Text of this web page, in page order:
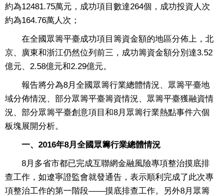
約為12481.75萬元，成功項目數達264個，成功投資人次
約為164.76萬人次；
在全國眾籌平臺成功項目籌資金額的地區分佈上，北
京、廣東和浙江仍然位列前三，成功籌資金額分別達3.52
億元、2.58億元和2.29億元。
報告將分為8月全國眾籌行業總體情況、眾籌平臺地
域分佈情況、部分眾籌平臺籌資情況、眾籌平臺獲融資情
況、部分眾籌平臺創意項目和8月眾籌行業熱點事件六個
板塊展開分析。
一、2016年8月全國眾籌行業總體情況
8月多省市都已完成互聯網金融風險專項整治摸底排
查工作，如遼寧證監會就發通告，表示順利完成了此次專
項整治工作的第一階段——摸底排查工作。另外8月眾籌